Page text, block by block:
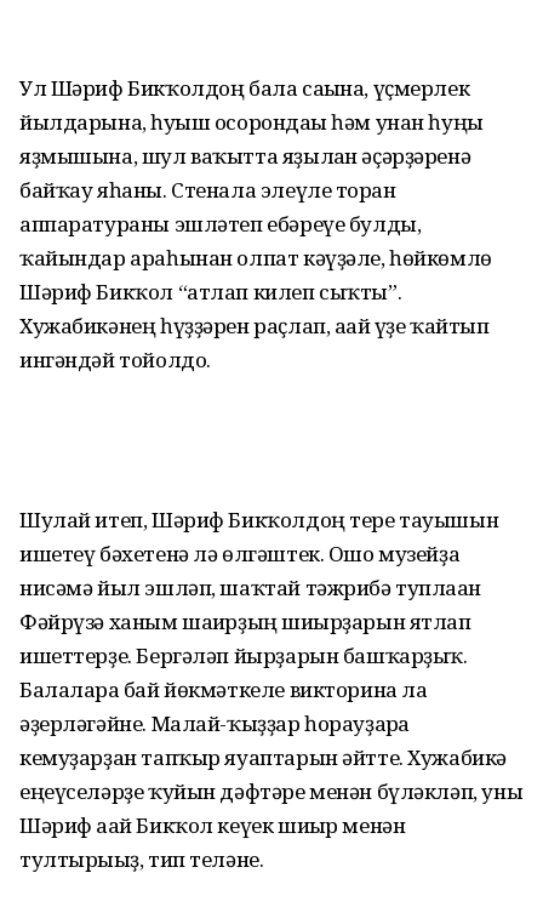
Ул Шәриф Бикҡолдоң бала сағына, үҫмерлек
йылдарына, һуғыш осорондағы һәм унан һуңғы
яҙмышына, шул ваҡытта яҙылған әҫәрҙәренә
байҡау яһаны. Стенала элеүле торған
аппаратураны эшләтеп ебәреүе булды,
ҡайындар араһынан олпат кәүҙәле, һөйкөмлө
Шәриф Бикҡол “атлап килеп сыҡты”.
Хужабикәнең һүҙҙәрен раҫлап, ағай үҙе ҡайтып
ингәндәй тойолдо.
Шулай итеп, Шәриф Бикҡолдоң тере тауышын
ишетеү бәхетенә лә өлгәштек. Ошо музейҙа
нисәмә йыл эшләп, шаҡтай тәжрибә туплаған
Фәйрүзә ханым шағирҙың шиғырҙарын ятлап
ишеттерҙе. Бергәләп йырҙарын башҡарҙыҡ.
Балаларға бай йөкмәткеле викторина ла
әҙерләгәйне. Малай-ҡыҙҙар һорауҙарға
кемуҙарҙан тапҡыр яуаптарын әйтте. Хужабикә
еңеүселәрҙе ҡуйын дәфтәре менән бүләкләп, уны
Шәриф ағай Бикҡол кеүек шиғыр менән
тултырығыҙ, тип теләне.